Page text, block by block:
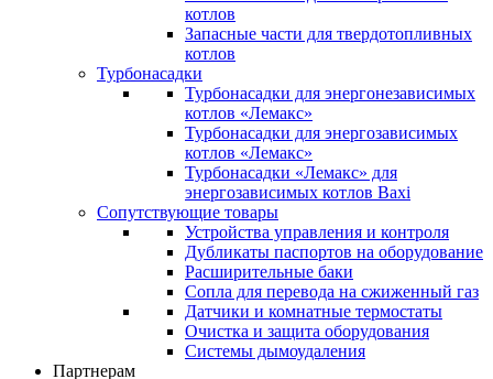
котлов
Запасные части для твердотопливных
котлов
Турбонасадки
Турбонасадки для энергонезависимых
котлов «Лемакс»
Турбонасадки для энергозависимых
котлов «Лемакс»
Турбонасадки «Лемакс» для
энергозависимых котлов Baxi
Сопутствующие товары
Устройства управления и контроля
Дубликаты паспортов на оборудование
Расширительные баки
Сопла для перевода на сжиженный газ
Датчики и комнатные термостаты
Очистка и защита оборудования
Системы дымоудаления
Партнерам